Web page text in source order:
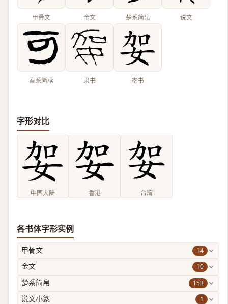
甲骨文 金文 楚系简帛 说文
秦系简牍 隶书 楷书
字形对比
中国大陆 香港 台湾
各书体字形实例
甲骨文 14
金文 10
楚系简帛 153
说文小篆 1